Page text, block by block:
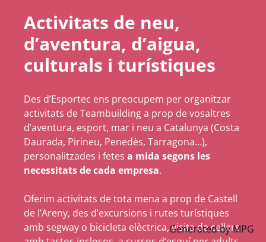
Activitats de neu,
d’aventura, d’aigua,
culturals i turístiques
Des d’Esportec ens preocupem per organitzar
activitats de Teambuilding a prop de vosaltres
d’aventura, esport, mar i neu a Catalunya (Costa
Daurada, Pirineu, Penedès, Tarragona…),
personalitzades i fetes a mida segons les
necessitats de cada empresa.
Oferim activitats de tota mena a prop de Castell
de l’Areny, des d’excursions i rutes turístiques
amb segway o bicicleta elèctrica, visita de cellers
Generated byMPG